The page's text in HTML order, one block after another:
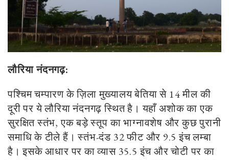
लौरिया नंदनगढ़:
पश्चिम चम्पारण के ज़िला मुख्यालय बेतिया से 14मील की
दूरी पर ये लौरिया नंदनगढ़ स्थित है। यहाँ अशोक का एक
सुरक्षित स्तंभ,एक बड़े स्तूप का भाग्नावशेष और कुछ पुरानी
समाधि के टीले हैं। स्तंभ-दंड 32फीट और 9.5 इंच लम्बा
है। इसके आधार पर का व्यास 35.5 इंच और चोटी पर का